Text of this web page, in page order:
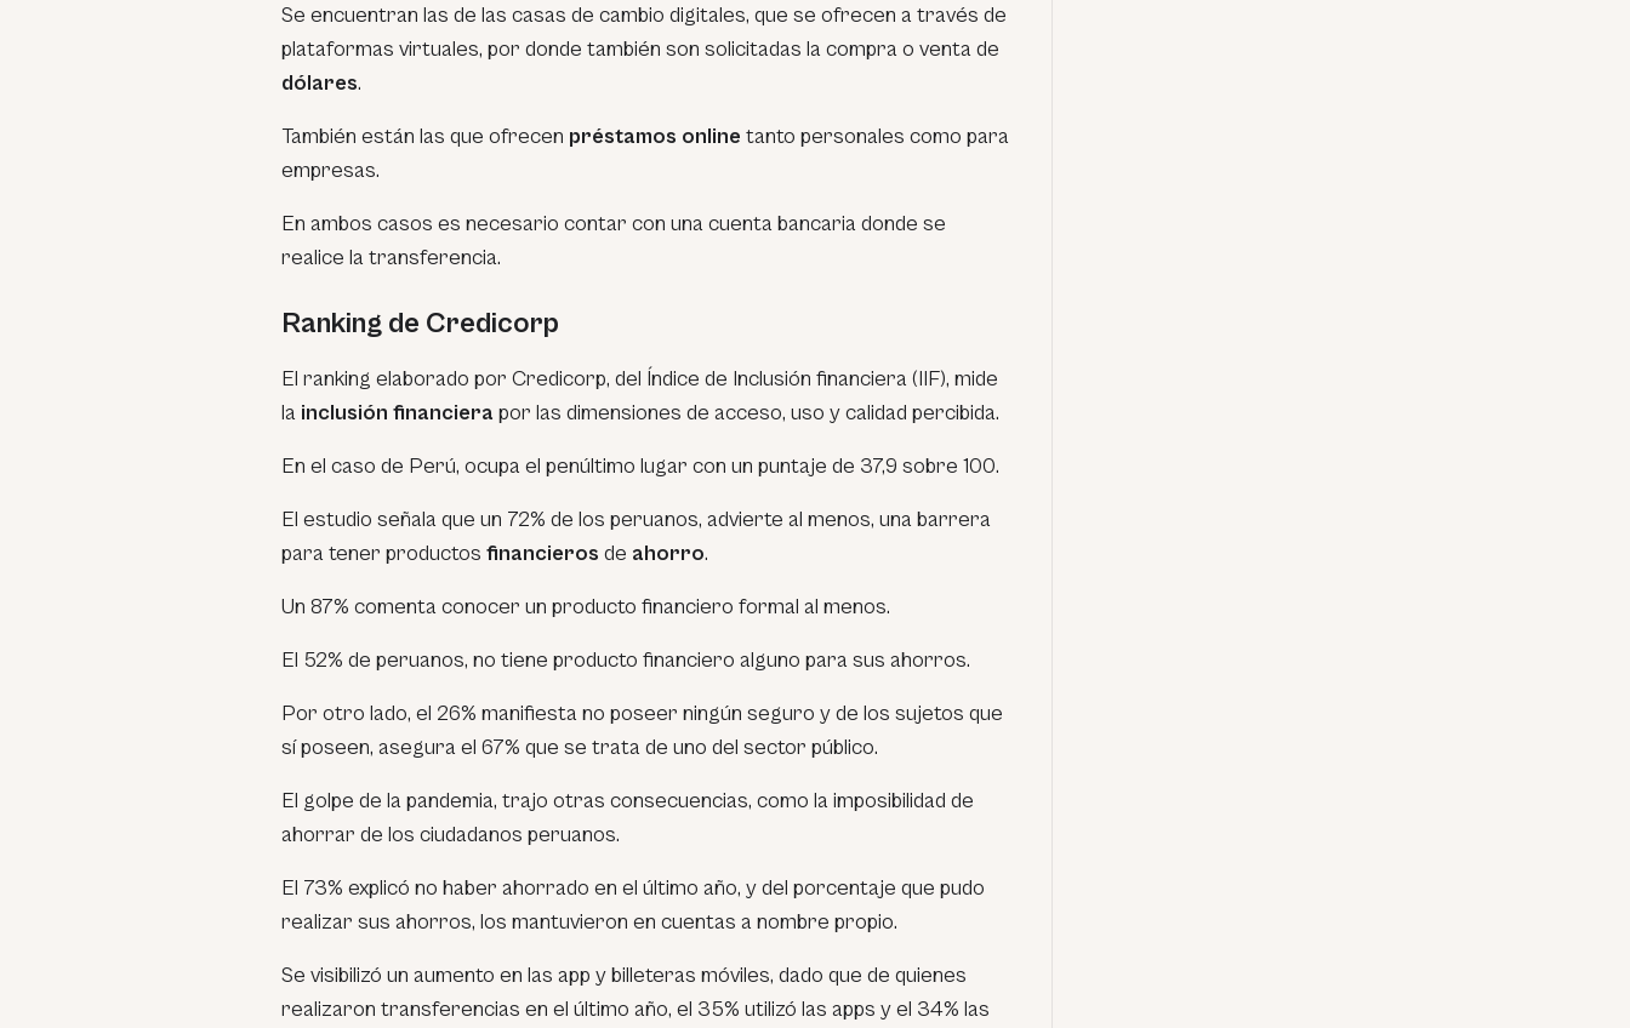
Se encuentran las de las casas de cambio digitales, que se ofrecen a través de
plataformas virtuales, por donde también son solicitadas la compra o venta de
dólares.
También están las que ofrecen préstamos online tanto personales como para
empresas.
En ambos casos es necesario contar con una cuenta bancaria donde se
realice la transferencia.
Ranking de Credicorp
El ranking elaborado por Credicorp, del Índice de Inclusión financiera (IIF), mide
la inclusión financiera por las dimensiones de acceso, uso y calidad percibida.
En el caso de Perú, ocupa el penúltimo lugar con un puntaje de 37,9 sobre 100.
El estudio señala que un 72% de los peruanos, advierte al menos, una barrera
para tener productos financieros de ahorro.
Un 87% comenta conocer un producto financiero formal al menos.
El 52% de peruanos, no tiene producto financiero alguno para sus ahorros.
Por otro lado, el 26% manifiesta no poseer ningún seguro y de los sujetos que
sí poseen, asegura el 67% que se trata de uno del sector público.
El golpe de la pandemia, trajo otras consecuencias, como la imposibilidad de
ahorrar de los ciudadanos peruanos.
El 73% explicó no haber ahorrado en el último año, y del porcentaje que pudo
realizar sus ahorros, los mantuvieron en cuentas a nombre propio.
Se visibilizó un aumento en las app y billeteras móviles, dado que de quienes
realizaron transferencias en el último año, el 35% utilizó las apps y el 34% las